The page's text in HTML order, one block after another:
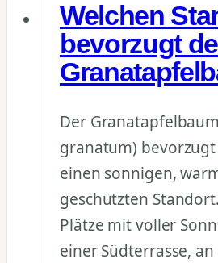
Welchen
bevorzugt
Der
granatum) bevorzugt
einen sonnigen,
geschützten
Plätze mit voller
einer Südterrasse,